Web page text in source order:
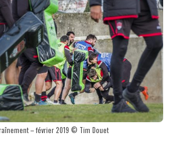
– février 2019 © Tim Douet